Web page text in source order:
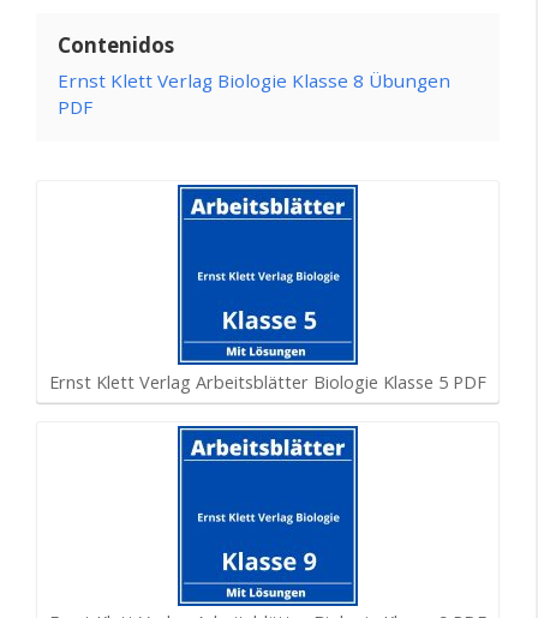
Contenidos
Ernst Klett Verlag Biologie Klasse 8 Übungen
PDF
Ernst Klett Verlag Arbeitsblätter Biologie Klasse 5 PDF